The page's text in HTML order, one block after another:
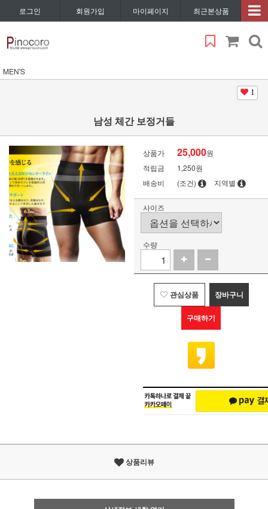
로그인 회원가입 마이페이지 최근본상품
MEN'S
1
남성 체간 보정거들
상품가 25,000원
적립금
1,250원
배송비
(조건) 지역별
사이즈
수량
관심상품 장바구니
구매하기
상품리뷰